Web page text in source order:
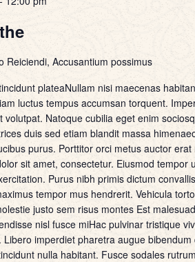
Reiciendi, Accusantium possimus
plateaNullam nisi maecenas
luctus tempus accumsan torquent.
Natoque cubilia eget enim
duis sed etiam blandit massa
purus. Porttitor orci metus auctor
sit amet, consectetur. Eiusmod tempor
Purus nibh primis dictum
tempor mus hendrerit. Vehicula
justo sem risus montes Est
nisl fusce miHac pulvinar tristique
Libero imperdiet pharetra augue
nulla habitant. Fusce sodales